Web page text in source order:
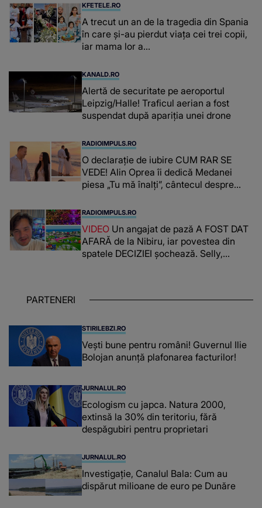
KFETELE.RO
A trecut un an de la tragedia din Spania
în care și-au pierdut viața cei trei copii,
iar mama lor a…
KANALD.RO
Alertă de securitate pe aeroportul
Leipzig/Halle! Traficul aerian a fost
suspendat după apariția unei drone
RADIOIMPULS.RO
O declarație de iubire CUM RAR SE
VEDE! Alin Oprea îi dedică Medanei
piesa „Tu mă înalți”, cântecul despre
redat LUMINA DIN SUFLET: "M-ai iubit
cu bunătate și răbdare, până când omul
din mine și-a regăsit pacea"
RADIOIMPULS.RO
VIDEO Un angajat de pază A FOST DAT
AFARĂ de la Nibiru, iar povestea din
spatele DECIZIEI șochează. Selly,
PARTENERI
STIRILEBZI.RO
Vești bune pentru români! Guvernul Ilie
Bolojan anunță plafonarea facturilor!
JURNALUL.RO
Ecologism cu japca. Natura 2000,
extinsă la 30% din teritoriu, fără
despăgubiri pentru proprietari
JURNALUL.RO
Investigație, Canalul Bala: Cum au
dispărut milioane de euro pe Dunăre